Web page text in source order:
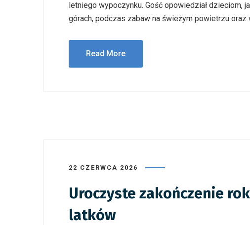
letniego wypoczynku. Gość opowiedział dzieciom,
górach, podczas zabaw na świeżym powietrzu oraz
Read More
22 CZERWCA 2026
Uroczyste zakończenie
latków